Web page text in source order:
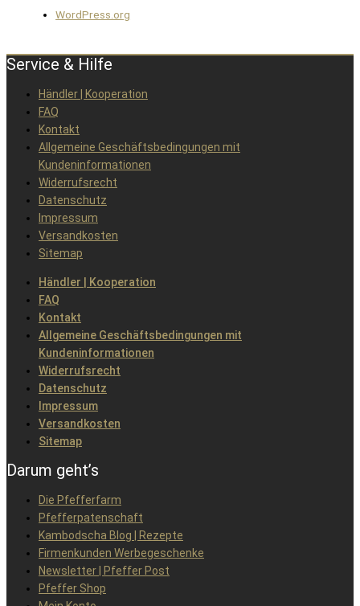
WordPress.org
Service & Hilfe
Händler | Kooperation
FAQ
Kontakt
Allgemeine Geschäftsbedingungen mit
Kundeninformationen
Widerrufsrecht
Datenschutz
Impressum
Versandkosten
Sitemap
Händler | Kooperation
FAQ
Kontakt
Allgemeine Geschäftsbedingungen mit
Kundeninformationen
Widerrufsrecht
Datenschutz
Impressum
Versandkosten
Sitemap
Darum geht’s
Die Pfefferfarm
Pfefferpatenschaft
Kambodscha Blog | Rezepte
Firmenkunden Werbegeschenke
Newsletter | Pfeffer Post
Pfeffer Shop